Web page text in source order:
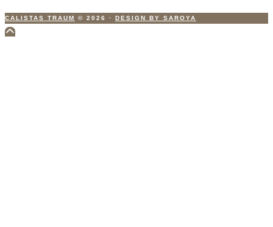
CALISTAS TRAUM © 2026 · DESIGN BY SAROYA
Scroll